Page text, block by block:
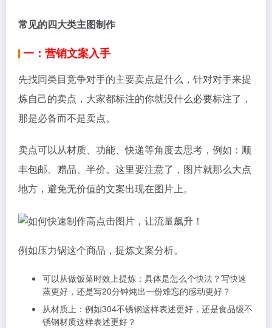
常见的四大类主图制作
一：营销文案入手
先找同类目竞争对手的主要卖点是什么，针对对手来提
炼自己的卖点，大家都标注的你就没什么必要标注了，
那是必备而不是卖点。
卖点可以从材质、功能、快递等角度去思考，例如：顺
丰包邮、赠品、半价。这里要注意了，图片就那么大点
地方，避免无价值的文案出现在图片上。
例如压力锅这个商品，提炼文案分析。
可以从做饭菜时效上提炼：具体是怎么个快法？写快速
蒸更好，还是写20分钟炖出一份难忘的感动更好？
从材质上：例如304不锈钢这样表述更好，还是食品级不
锈钢材质这样表述更好？